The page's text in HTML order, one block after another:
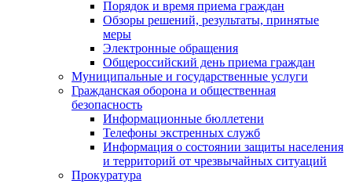
Порядок и время приема граждан
Обзоры решений, результаты, принятые
меры
Электронные обращения
Общероссийский день приема граждан
Муниципальные и государственные услуги
Гражданская оборона и общественная
безопасность
Информационные бюллетени
Телефоны экстренных служб
Информация о состоянии защиты населения
и территорий от чрезвычайных ситуаций
Прокуратура